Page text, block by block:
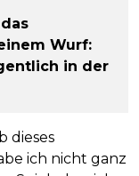
Wurf:
in der
dieses
ich nicht ganz